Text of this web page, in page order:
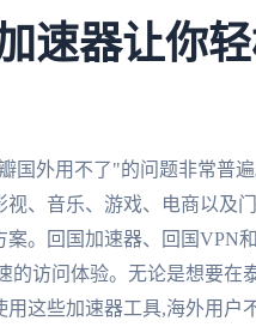
速器让你
国外用不了"的问题非常普
、音乐、游戏、电商以及
。回国加速器、回国VPN
访问体验。无论是想要在
这些加速器工具,海外用户